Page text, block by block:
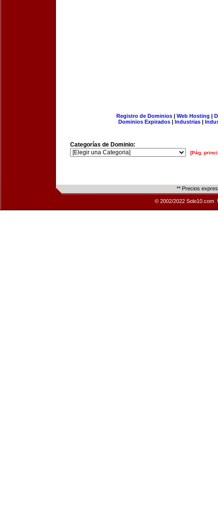
Registro de Dominios| Web Hosting |
Dominios Expirados | Industrias |
Categorías de Dominio:
[Pág.
** Precios
© 2002/2022 Solo10.com